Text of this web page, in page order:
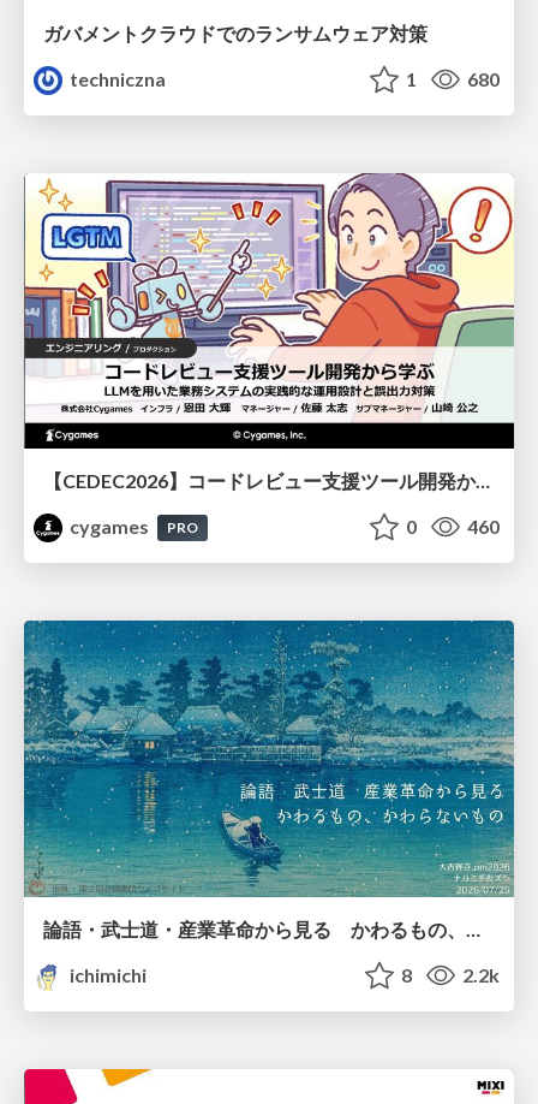
ガバメントクラウドでのランサムウェア対策
techniczna
1 680
【CEDEC2026】コードレビュー支援ツール開発から学ぶ：LLMを用いた業務システムの実践的な運用設計と誤出力対策
cygames
PRO 0 460
ichimichi
8 2.2k